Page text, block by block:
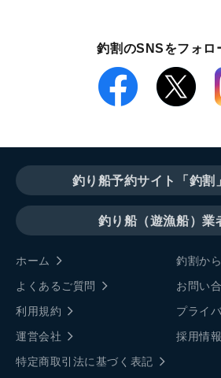
釣割のSNSをフォロ
釣り船予約サイト「釣割
釣り船（遊漁船）業
ホーム
釣割か
よくあるご質問
お問い
利用規約
プライ
運営会社
採用情報
特定商取引法に基づく表記